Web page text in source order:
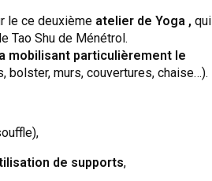
le ce deuxième atelier de Yoga , qui
Tao Shu de Ménétrol.
mobilisant particulièrement le
bolster, murs, couvertures, chaise…).
de supports,